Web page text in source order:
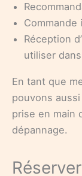
Commande
Réception
utiliser
En tant que
pouvons
prise en main
dépannage.